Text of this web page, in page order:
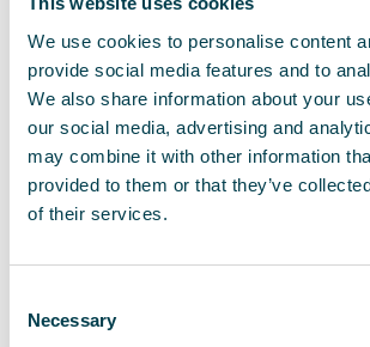
We use cookies to personalise content
provide social media features and to
We also share information about your
our social media, advertising and
may combine it with other information
provided to them or that they’ve
of their services.
Selection
Necessary
QleanAir luftrensere i venteværelser
skadestuer for børn. Resultaterne
studiet viste endnu en gang en
reduktion af mængden af partikler.
meget tilfredse med resultaterne
ændringen i luftkvaliteten – friskere,
mere behagelig luft.
patienter